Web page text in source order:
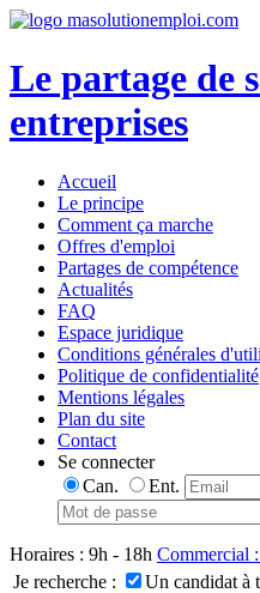
Le partage de
entreprises
Accueil
Le principe
Comment ça marche
Offres d'emploi
Partages de compétence
Actualités
FAQ
Espace juridique
Conditions générales
Politique de confidentialité
Mentions légales
Plan du site
Contact
Se connecter
Can.
Ent.
Horaires : 9h - 18h Commercial
Je recherche :
Un candidat à